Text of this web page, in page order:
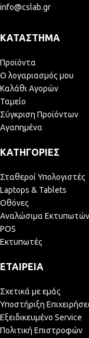
info@cslab.gr
ΚΑΤΆΣΤΗΜΑ
Προϊόντα
Ο λογαριασμός μου
Καλάθι Αγορών
Ταμείο
Σύγκριση Προϊόντων
Αγαπημένα
ΚΑΤΗΓΟΡΊΕΣ
Σταθεροί Υπολογιστές
Laptops & Tablets
Οθόνες
Αναλώσιμα Εκτυπωτών
POS
Εκτυπωτές
ΕΤΑΙΡΕΊΑ
Σχετικά με εμάς
Υποστήριξη
Εξειδικευμένο Service
Πολιτική Επιστροφών